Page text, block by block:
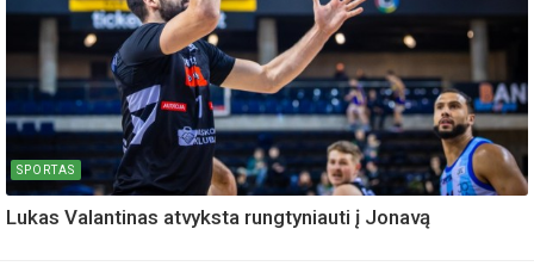
SPORTAS
Lukas Valantinas atvyksta rungtyniauti į Jonavą